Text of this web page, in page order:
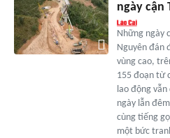
ngày cận
Những ngày
Nguyên đán
vùng cao,
155 đoạn từ
lao động
ngày lẫn
cùng tiếng
một bức